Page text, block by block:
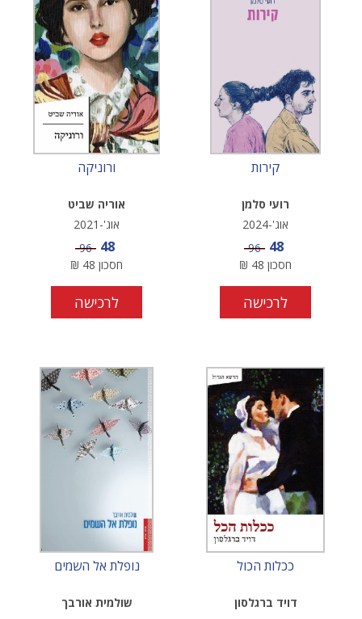
קירות
רועי סלמן
אוג'-2024
מחיר מבצע
48 מחיר
96
חסכון 48
₪
לרכישה
ורוניקה
אוריה שביט
אוג'-2021
מחיר מבצע
48 מחיר
96
חסכון 48
₪
לרכישה
ככלות הכול
דויד ברגלסון
נופלת אל השמים
שולמית אורבך